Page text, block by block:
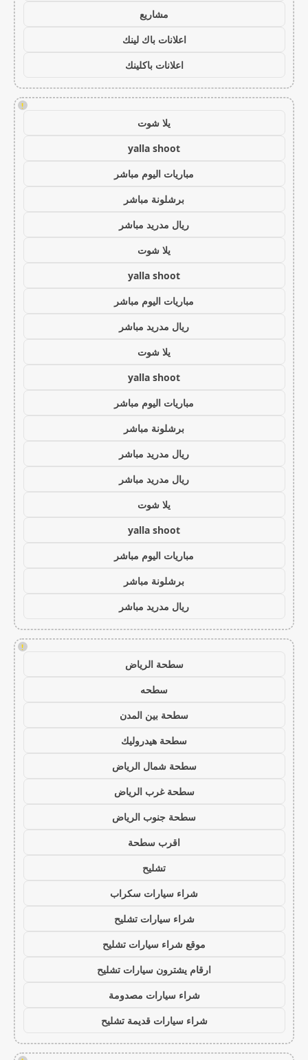
مشاريع
اعلانات باك لينك
اعلانات باكلينك
!
يلا شوت
yalla shoot
مباريات اليوم مباشر
برشلونة مباشر
ريال مدريد مباشر
يلا شوت
yalla shoot
مباريات اليوم مباشر
ريال مدريد مباشر
يلا شوت
yalla shoot
مباريات اليوم مباشر
برشلونة مباشر
ريال مدريد مباشر
ريال مدريد مباشر
يلا شوت
yalla shoot
مباريات اليوم مباشر
برشلونة مباشر
ريال مدريد مباشر
!
سطحة الرياض
سطحه
سطحة بين المدن
سطحة هيدروليك
سطحة شمال الرياض
سطحة غرب الرياض
سطحة جنوب الرياض
اقرب سطحة
تشليح
شراء سيارات سكراب
شراء سيارات تشليح
موقع شراء سيارات تشليح
ارقام يشترون سيارات تشليح
شراء سيارات مصدومة
شراء سيارات قديمة تشليح